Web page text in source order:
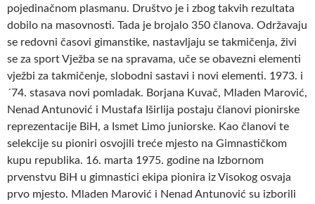
pojedinačnom plasmanu. Društvo je i zbog takvih rezultata
dobilo na masovnosti. Tada je brojalo 350 članova. Održavaju
se redovni časovi gimanstike, nastavljaju se takmičenja, živi
se za sport Vježba se na spravama, uče se obavezni elementi
vježbi za takmičenje, slobodni sastavi i novi elementi. 1973. i
´74. stasava novi pomladak. Borjana Kuvač, Mladen Marović,
Nenad Antunović i Mustafa Iširlija postaju članovi pionirske
reprezentacije BiH, a Ismet Limo juniorske. Kao članovi te
selekcije su pioniri osvojili treće mjesto na Gimnastičkom
kupu republika. 16. marta 1975. godine na Izbornom
prvenstvu BiH u gimnastici ekipa pionira iz Visokog osvaja
prvo mjesto. Mladen Marović i Nenad Antunović su izborili